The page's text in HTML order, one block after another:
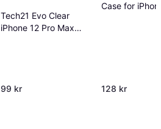
Tech21 Evo Clear
iPhone 12 Pro Max
99 kr
Case for
128 kr